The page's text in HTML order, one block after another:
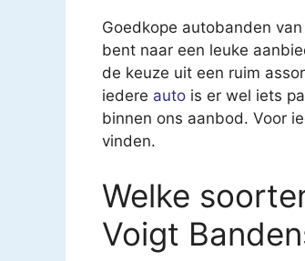
Goedkope autobanden
bent naar een leuke
de keuze uit een ruim
iedere auto is er wel iets
binnen ons aanbod. Voor
vinden.
Welke
Voigt